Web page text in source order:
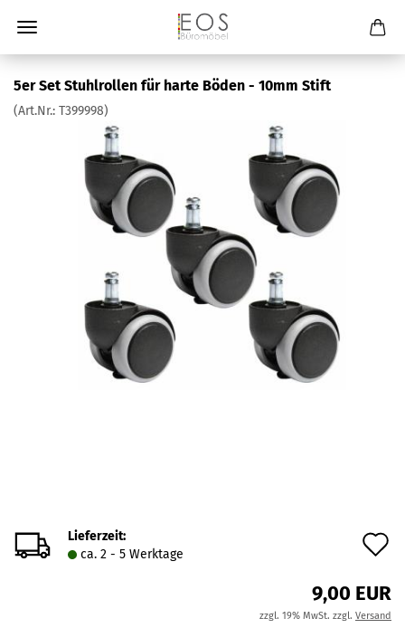
5er Set Stuhlrollen für harte Böden - 10mm Stift
(Art.Nr.: T399998)
Lieferzeit:
ca. 2 - 5 Werktage
9,00 EUR
zzgl. 19% MwSt. zzgl. Versand